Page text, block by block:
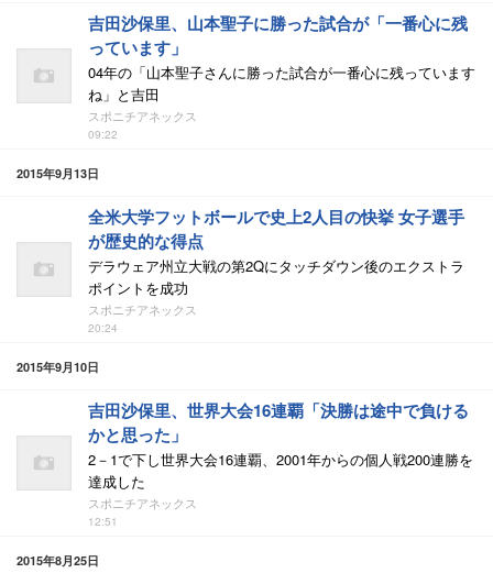
吉田沙保里、山本聖子に勝った試合が「一番心に残
っています」
04年の「山本聖子さんに勝った試合が一番心に残っています
ね」と吉田
スポニチアネックス
09:22
2015年9月13日
全米大学フットボールで史上2人目の快挙 女子選手
が歴史的な得点
デラウェア州立大戦の第2Qにタッチダウン後のエクストラ
ポイントを成功
スポニチアネックス
20:24
2015年9月10日
吉田沙保里、世界大会16連覇「決勝は途中で負ける
かと思った」
2－1で下し世界大会16連覇、2001年からの個人戦200連勝を
達成した
スポニチアネックス
12:51
2015年8月25日